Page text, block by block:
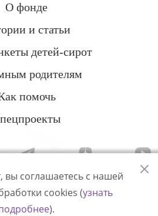
О фонде
и статьи
детей-сирот
родителям
помочь
конфиденциальности
вы соглашаетесь с нашей
cookies (узнать
).